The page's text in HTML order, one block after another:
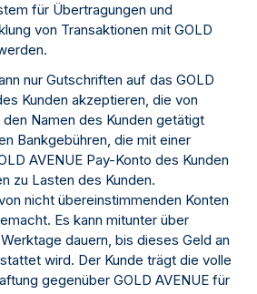
für Übertragungen und
von Transaktionen mit GOLD
nur Gutschriften auf das GOLD
Kunden akzeptieren, die von
Namen des Kunden getätigt
Bankgebühren, die mit einer
AVENUE Pay-Konto des Kunden
zu Lasten des Kunden.
nicht übereinstimmenden Konten
Es kann mitunter über
dauern, bis dieses Geld an
wird. Der Kunde trägt die volle
gegenüber GOLD AVENUE für